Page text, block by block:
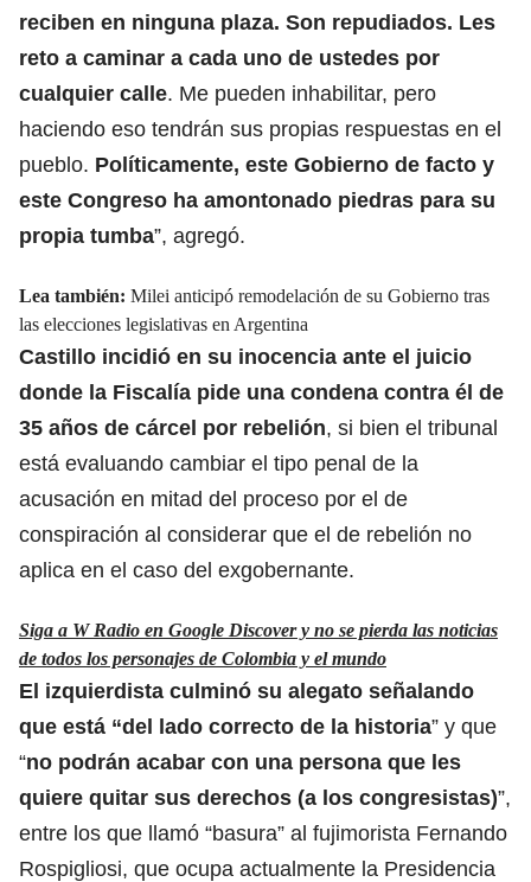
reciben en ninguna plaza. Son repudiados. Les
reto a caminar a cada uno de ustedes por
cualquier calle. Me pueden inhabilitar, pero
haciendo eso tendrán sus propias respuestas en el
pueblo. Políticamente, este Gobierno de facto y
este Congreso ha amontonado piedras para su
propia tumba”, agregó.
Lea también: Milei anticipó remodelación de su Gobierno tras
las elecciones legislativas en Argentina
Castillo incidió en su inocencia ante el juicio
donde la Fiscalía pide una condena contra él de
35 años de cárcel por rebelión, si bien el tribunal
está evaluando cambiar el tipo penal de la
acusación en mitad del proceso por el de
conspiración al considerar que el de rebelión no
aplica en el caso del exgobernante.
Siga a W Radio en Google Discover y no se pierda las noticias
de todos los personajes de Colombia y el mundo
El izquierdista culminó su alegato señalando
que está “del lado correcto de la historia” y que
“no podrán acabar con una persona que les
quiere quitar sus derechos (a los congresistas)”,
entre los que llamó “basura” al fujimorista Fernando
Rospigliosi, que ocupa actualmente la Presidencia